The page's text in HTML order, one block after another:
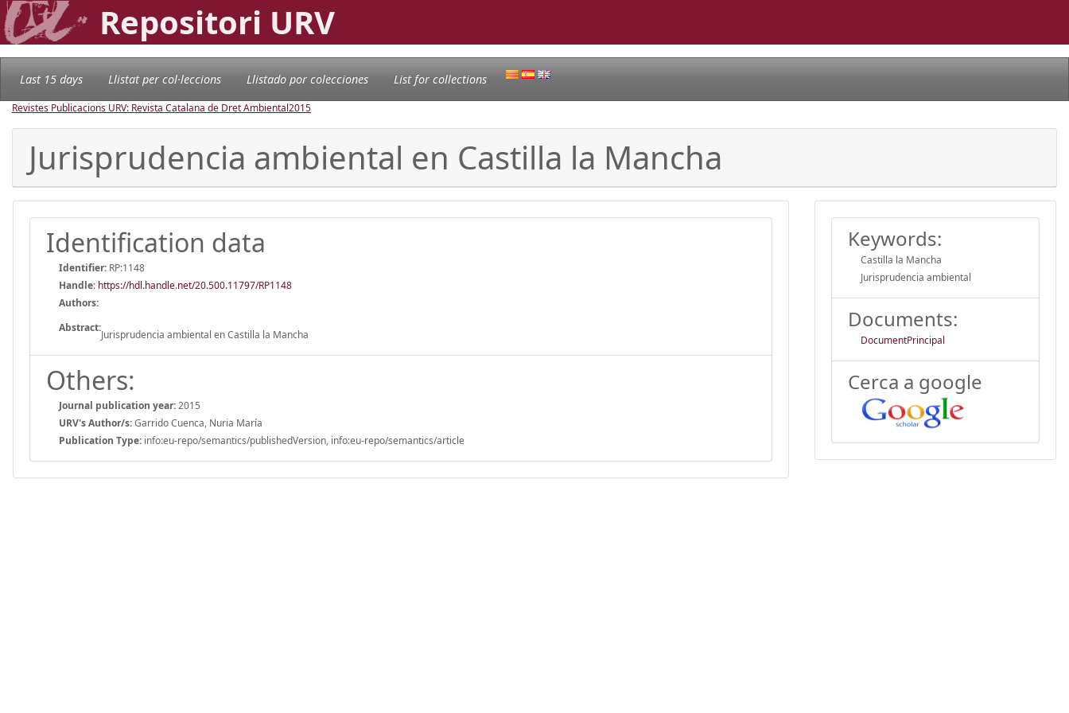
Repositori URV
Last 15 days Llistat per col·leccions Llistado por colecciones List for collections
Revistes Publicacions URV: Revista Catalana de Dret Ambiental2015
Jurisprudencia ambiental en Castilla la Mancha
Identification data
Identifier: RP:1148
Handle: https://hdl.handle.net/20.500.11797/RP1148
Authors:
Abstract:
Jurisprudencia ambiental en Castilla la Mancha
Others:
Journal publication year:2015
URV's Author/s:Garrido Cuenca, Nuria María
Publication Type: info:eu-repo/semantics/publishedVersion, info:eu-repo/semantics/article
Keywords:
Castilla la Mancha
Jurisprudencia ambiental
Documents:
DocumentPrincipal
Cerca a google